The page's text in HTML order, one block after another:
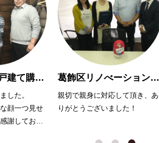
江戸川区新築戸建て購入 M様
した。
顔一つ見せ
謝しており
葛飾区リノべーションマンション購入 O様
親切で親身に対応して頂き、あ
りがとうございました！